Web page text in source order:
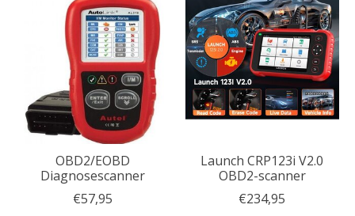
OBD2/EOBD
Diagnosescanner
€57,95
Launch CRP123i V2.0
OBD2-scanner
€234,95